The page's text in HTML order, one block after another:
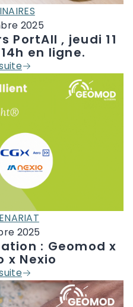
PortAll , jeudi 11
en ligne.
:
2025
: Geomod x
x Nexio
:
2025